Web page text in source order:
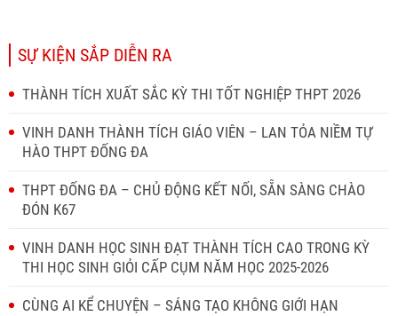
SỰ KIỆN SẮP DIỄN RA
THÀNH TÍCH XUẤT SẮC KỲ THI TỐT NGHIỆP THPT 2026
VINH DANH THÀNH TÍCH GIÁO VIÊN – LAN TỎA NIỀM TỰ
HÀO THPT ĐỐNG ĐA
THPT ĐỐNG ĐA – CHỦ ĐỘNG KẾT NỐI, SẴN SÀNG CHÀO
ĐÓN K67
VINH DANH HỌC SINH ĐẠT THÀNH TÍCH CAO TRONG KỲ
THI HỌC SINH GIỎI CẤP CỤM NĂM HỌC 2025-2026
CÙNG AI KỂ CHUYỆN – SÁNG TẠO KHÔNG GIỚI HẠN